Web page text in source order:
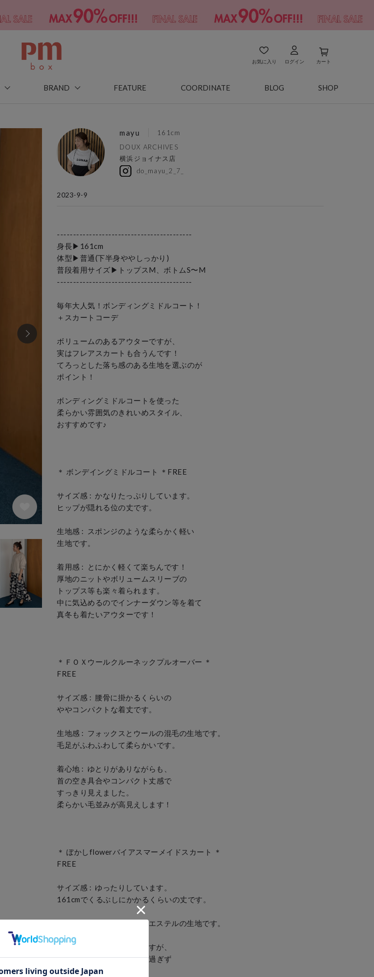
お気に入り ログイン カート
BRAND FEATURE COORDINATE BLOG SHOP
横浜ジョイナス店
mayu
161cm
DOUX ARCHIVES
do_mayu_2_7_
2023-9-9
------------------------------------------
身長▶︎161cm
体型▶︎普通(下半身ややしっかり)
普段着用サイズ▶︎トップスM、ボトムS〜M
------------------------------------------
毎年大人気！ボンディングミドルコート！
＋スカートコーデ
ボリュームのあるアウターですが、
実はフレアスカートも合うんです！
てろっとした落ち感のある生地を選ぶのが
ポイント！
ボンディングミドルコートを使った
柔らかい雰囲気のきれいめスタイル、
おすすめです♪
＊ ボンデイングミドルコート ＊FREE
サイズ感 :  かなりたっぷりしています。
ヒップが隠れる位の丈です。
生地感 :  スポンジのような柔らかく軽い
生地です。
着用感 :  とにかく軽くて楽ちんです！
厚地のニットやボリュームスリーブの
トップス等も楽々着られます。
中に気込めるのでインナーダウン等を着て
真冬も着たいアウターです！
＊ＦＯＸウールクルーネックプルオーバー ＊
FREE
サイズ感 :  腰骨に掛かるくらいの
ややコンパクトな着丈です。
生地感 :  フォックスとウールの混毛の生地です。
毛足がふわふわして柔らかいです。
着心地 :  ゆとりがありながらも、
首の空き具合やコンパクト丈感で
すっきり見えました。
柔らかい毛並みが高見えします！
＊ ぼかしflowerバイアスマーメイドスカート ＊
FREE
サイズ感 :  ゆったりしています。
161cmでくるぶしにかかるくらいの丈です。
生地感 :  てろっとしたポリエステルの生地です。
着心地 :  たっぷりしていますが、
落ち感のある生地で広がり過ぎず
すっきり見えました。